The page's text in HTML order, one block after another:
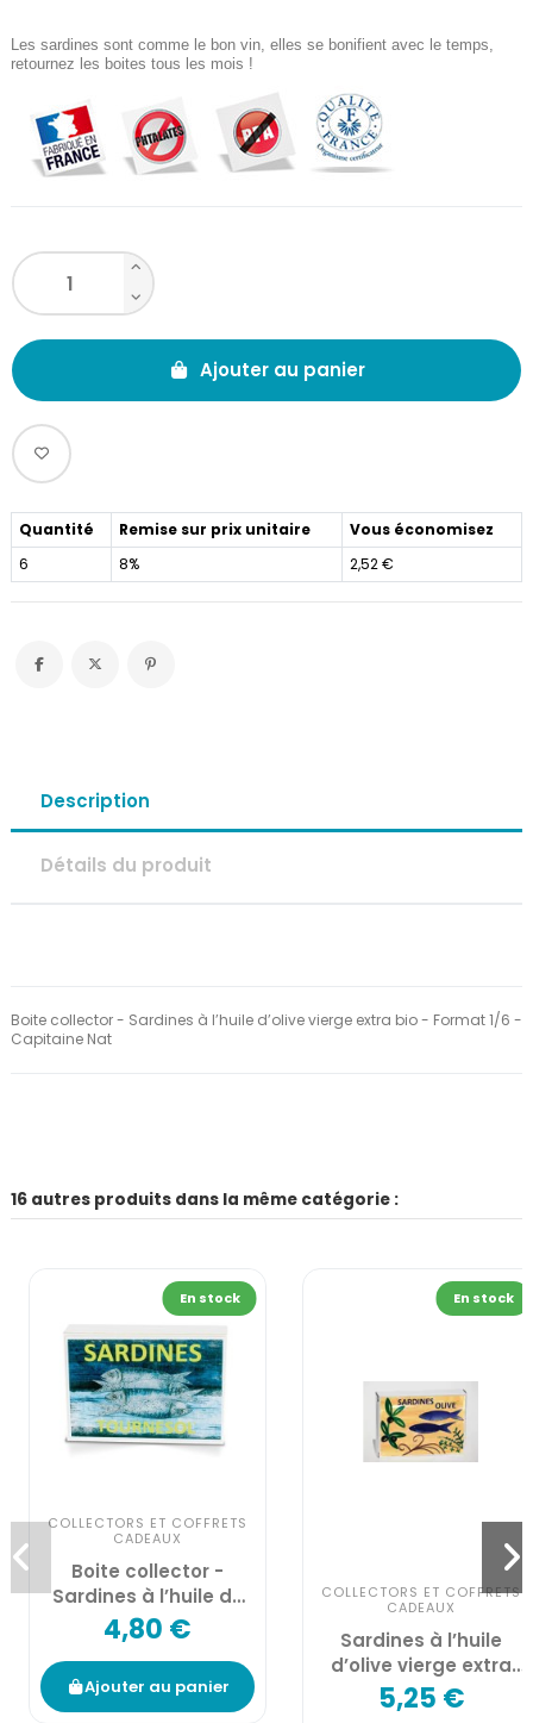
Les sardines sont comme le bon vin, elles se bonifient avec le temps,
retournez les boites tous les mois !
Ajouter au panier
Quantité Remise sur prix unitaire
Vous économisez
6
8% 2,52 €
Description
Détails du produit
Boite collector - Sardines à l’huile d’olive vierge extra bio - Format 1/6 -
Capitaine Nat
16 autres produits dans la même catégorie :
En stock
COLLECTORS ET COFFRETS
CADEAUX
Boite collector -
Sardines à l’huile de
tournesol bio* - 1/6
4,80 €
Ajouter au panier
En stock
COLLECTORS ET COFFRETS
CADEAUX
Sardines à l’huile
d’olive vierge extra
bio* (2) - 1/6
5,25 €